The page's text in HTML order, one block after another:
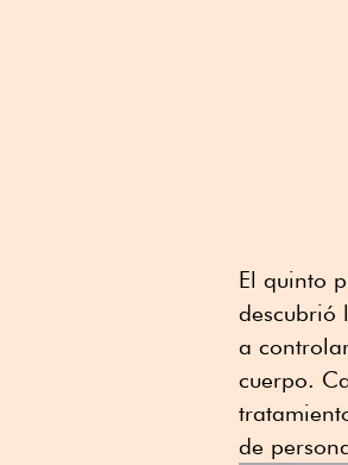
El quinto
descubrió
a
cuerpo.
de